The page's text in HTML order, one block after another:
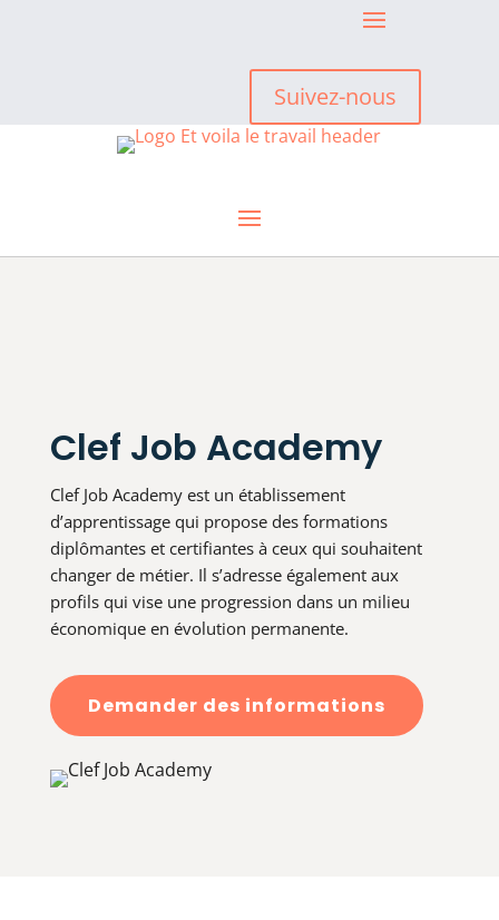
Suivez-nous
Clef Job Academy
Clef Job Academy est un établissement
d’apprentissage qui propose des formations
diplômantes et certifiantes à ceux qui souhaitent
changer de métier. Il s’adresse également aux
profils qui vise une progression dans un milieu
économique en évolution permanente.
Demander des informations